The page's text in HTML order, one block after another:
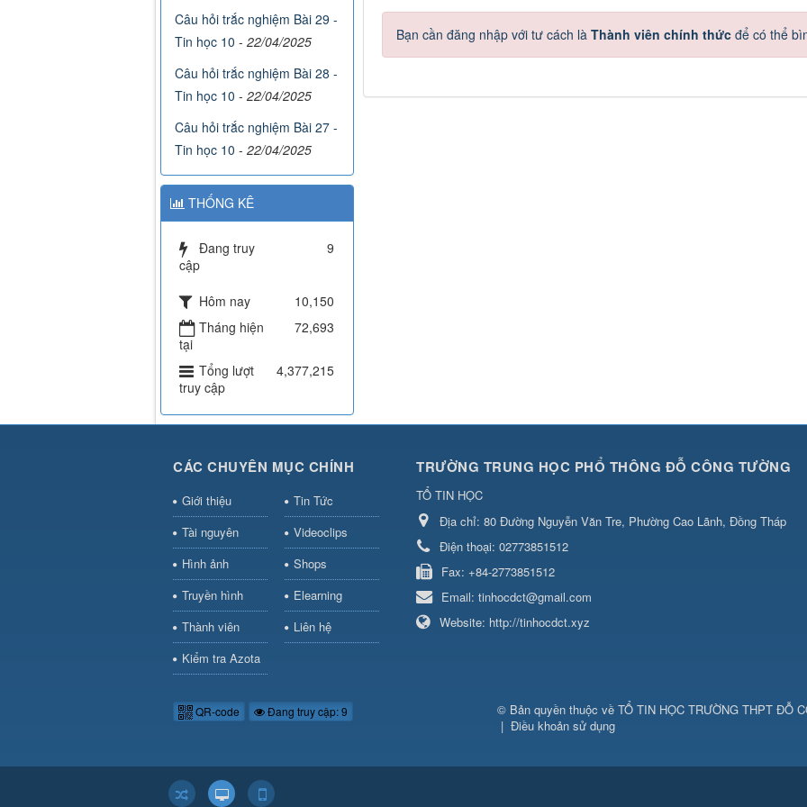
Bạn cần đăng nhập với tư cách là Thành viên chính thứcđể có thể
Câu hỏi trắc nghiệm Bài 29 -
Tin học 10 - 22/04/2025
Câu hỏi trắc nghiệm Bài 28 -
Tin học 10 - 22/04/2025
Câu hỏi trắc nghiệm Bài 27 -
Tin học 10 - 22/04/2025
THỐNG KÊ
Đang truy
cập
9
Hôm nay
10,150
Tháng hiện
tại
72,693
Tổng lượt
truy cập
4,377,215
CÁC CHUYÊN MỤC CHÍNH
Giới thiệu
Tin Tức
Tài nguyên
Videoclips
Hình ảnh
Shops
Truyền hình
Elearning
Thành viên
Liên hệ
Kiểm tra Azota
TRƯỜNG TRUNG HỌC PHỔ THÔNG ĐỖ CÔNG TƯỜNG
TỔ TIN HỌC
Địa chỉ: 80 Đường Nguyễn Văn Tre, Phường Cao Lãnh, Đồng Tháp
Điện thoại: 02773851512
Fax: +84-2773851512
Email: tinhocdct@gmail.com
Website: http://tinhocdct.xyz
QR-code Đang truy cập: 9 © Bản quyền thuộc về TỔ TIN HỌC TRƯỜNG THPT ĐỖ
| Điều khoản sử dụng